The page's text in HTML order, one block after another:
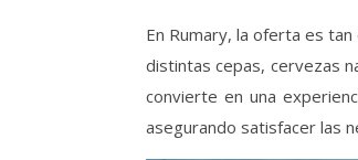
En Rumary, la oferta es
distintas cepas, cervezas
convierte en una
asegurando satisfacer las